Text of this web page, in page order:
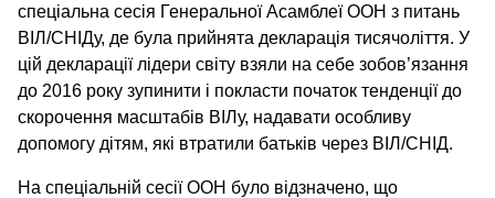
спеціальна сесія Генеральної Асамблеї ООН з питань
ВІЛ/СНІДу, де була прийнята декларація тисячоліття. У
цій декларації лідери світу взяли на себе зобов’язання
до 2016 року зупинити і покласти початок тенденції до
скорочення масштабів ВІЛу, надавати особливу
допомогу дітям, які втратили батьків через ВІЛ/СНІД.
На спеціальній сесії ООН було відзначено, що